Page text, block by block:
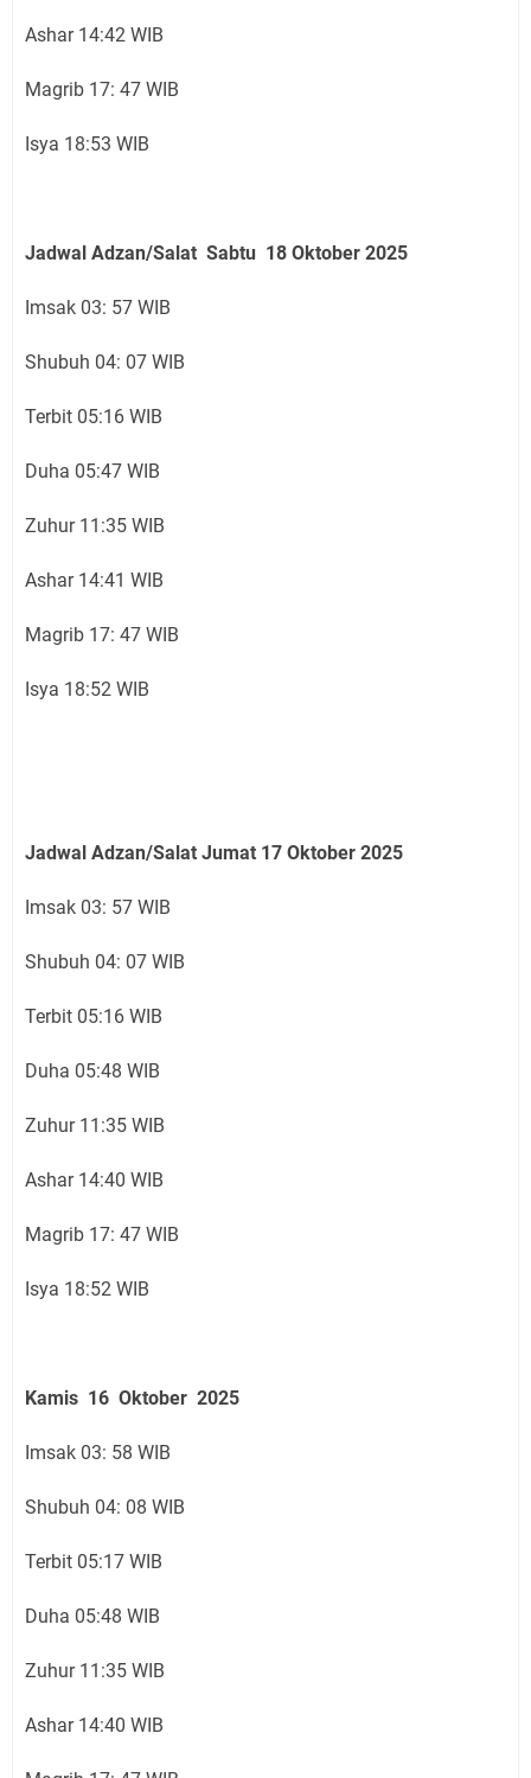
Ashar 14:42 WIB
Magrib 17: 47 WIB
Isya 18:53 WIB
Jadwal Adzan/Salat Sabtu 18 Oktober 2025
Imsak 03: 57 WIB
Shubuh 04: 07 WIB
Terbit 05:16 WIB
Duha 05:47 WIB
Zuhur 11:35 WIB
Ashar 14:41 WIB
Magrib 17: 47 WIB
Isya 18:52 WIB
Jadwal Adzan/Salat Jumat 17 Oktober 2025
Imsak 03: 57 WIB
Shubuh 04: 07 WIB
Terbit 05:16 WIB
Duha 05:48 WIB
Zuhur 11:35 WIB
Ashar 14:40 WIB
Magrib 17: 47 WIB
Isya 18:52 WIB
Kamis 16 Oktober 2025
Imsak 03: 58 WIB
Shubuh 04: 08 WIB
Terbit 05:17 WIB
Duha 05:48 WIB
Zuhur 11:35 WIB
Ashar 14:40 WIB